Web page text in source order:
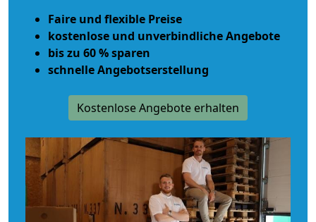
Faire und flexible Preise
kostenlose und unverbindliche Angebote
bis zu 60 % sparen
schnelle Angebotserstellung
Kostenlose Angebote erhalten